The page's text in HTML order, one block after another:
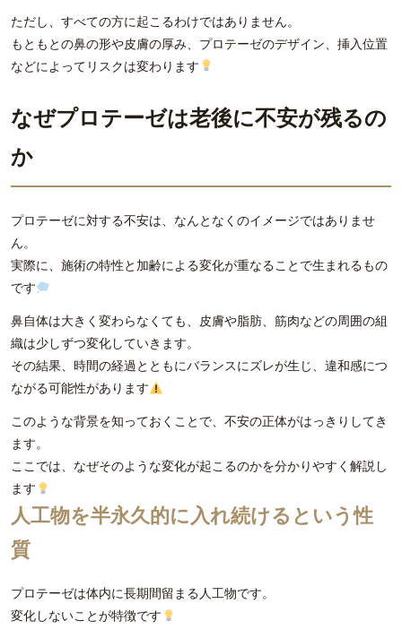
ただし、すべての方に起こるわけではありません。
もともとの鼻の形や皮膚の厚み、プロテーゼのデザイン、挿入位置
などによってリスクは変わります
なぜプロテーゼは老後に不安が残るの
か
プロテーゼに対する不安は、なんとなくのイメージではありませ
ん。
実際に、施術の特性と加齢による変化が重なることで生まれるもの
です
鼻自体は大きく変わらなくても、皮膚や脂肪、筋肉などの周囲の組
織は少しずつ変化していきます。
その結果、時間の経過とともにバランスにズレが生じ、違和感につ
ながる可能性があります
このような背景を知っておくことで、不安の正体がはっきりしてき
ます。
ここでは、なぜそのような変化が起こるのかを分かりやすく解説し
ます
人工物を半永久的に入れ続けるという性
質
プロテーゼは体内に長期間留まる人工物です。
変化しないことが特徴です